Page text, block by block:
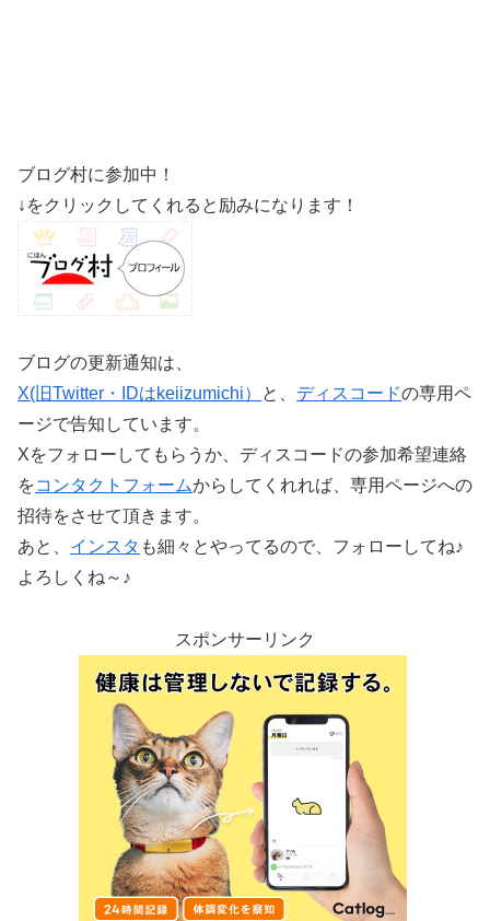
ブログ村に参加中！
↓をクリックしてくれると励みになります！
ブログの更新通知は、
X(旧Twitter・IDはkeiizumichi）
と、 ディスコードの専用ペ
ージで告知しています。
Xをフォローしてもらうか、ディスコードの参加希望連絡
をコンタクトフォームからしてくれれば、専用ページへの
招待をさせて頂きます。
あと、 インスタ も細々とやってるので、フォローしてね♪
よろしくね～♪
スポンサーリンク